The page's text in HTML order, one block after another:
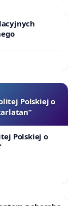
Polskiej o
Polskiej o